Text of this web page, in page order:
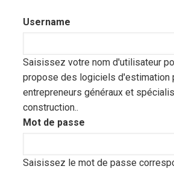
Username
Saisissez votre nom d'utilisateur
propose des logiciels d'estimation
entrepreneurs généraux et
construction..
Mot de passe
Saisissez le mot de passe